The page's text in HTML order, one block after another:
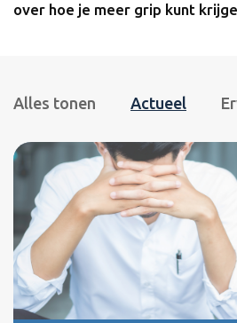
over hoe je meer grip kunt
Alles tonen Actueel